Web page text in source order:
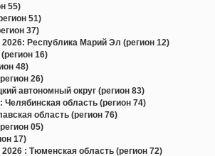
55)
51)
37)
Республика Марий Эл (регион 12)
16)
48)
26)
автономный округ (регион 83)
область (регион 74)
область (регион 76)
05)
17)
: Тюменская область (регион 72)